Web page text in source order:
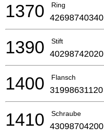
Ring
1370 42698740340
Stift
1390 40298742020
Flansch
1400 31998631120
Schraube
1410 43098704200